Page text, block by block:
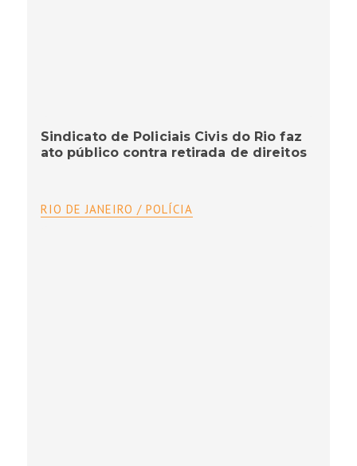
Sindicato de Policiais Civis do Rio faz
ato público contra retirada de direitos
RIO DE JANEIRO / POLÍCIA